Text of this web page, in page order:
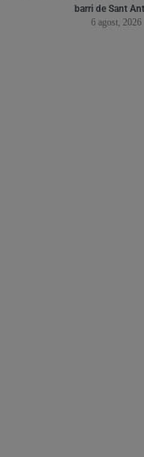
barri de Sant
6 agost, 2026